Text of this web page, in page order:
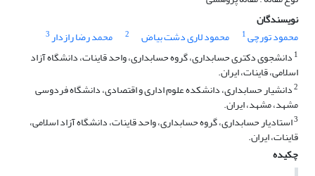
نویسندگان
محمود تورچی1 محمود لاری دشت بیاض 2 محمد رضا رازدار3
1 دانشجوی دکتری حسابداری، گروه حسابداری، واحد قاینات، دانشگاه آزاد
اسلامی، قاینات، ایران.
2دانشیار حسابداری، دانشکده علوم اداری و اقتصادی، دانشگاه فردوسی
مشهد، مشهد، ایران.
3استادیار حسابداری، گروه حسابداری، واحد قاینات، دانشگاه آزاد اسلامی،
قاینات، ایران.
چکیده